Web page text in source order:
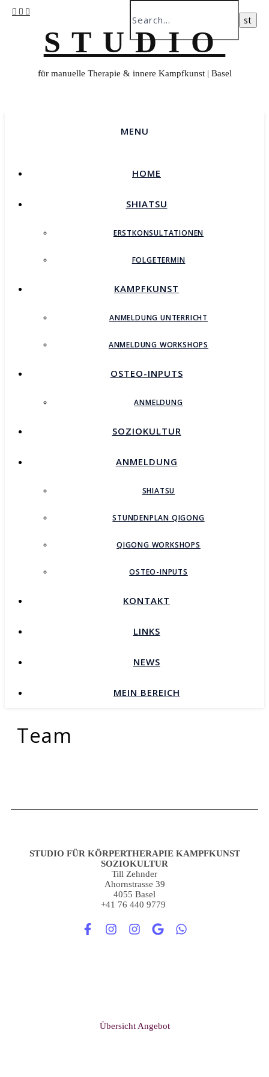
STUDIO
für manuelle Therapie & innere Kampfkunst | Basel
MENU
HOME
SHIATSU
ERSTKONSULTATIONEN
FOLGETERMIN
KAMPFKUNST
ANMELDUNG UNTERRICHT
ANMELDUNG WORKSHOPS
OSTEO-INPUTS
ANMELDUNG
SOZIOKULTUR
ANMELDUNG
SHIATSU
STUNDENPLAN QIGONG
QIGONG WORKSHOPS
OSTEO-INPUTS
KONTAKT
LINKS
NEWS
MEIN BEREICH
Team
STUDIO FÜR KÖRPERTHERAPIE KAMPFKUNST
SOZIOKULTUR
Till Zehnder
Ahornstrasse 39
4055 Basel
+41 76 440 9779
Übersicht Angebot